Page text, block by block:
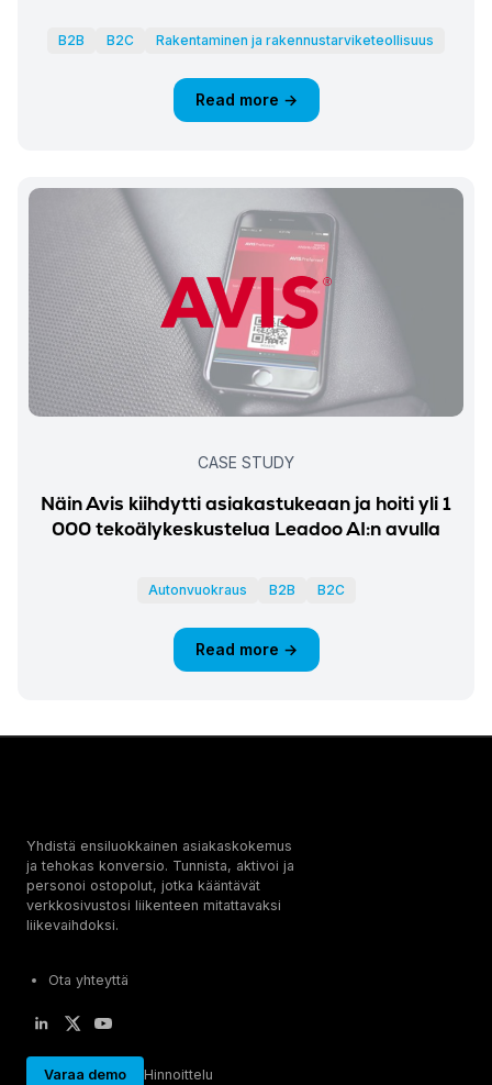
B2B B2C Rakentaminen ja rakennustarviketeollisuus
Read more →
CASE STUDY
Näin Avis kiihdytti asiakastukeaan ja hoiti yli 1
000 tekoälykeskustelua Leadoo AI:n avulla
Autonvuokraus B2B B2C
Read more →
Yhdistä ensiluokkainen asiakaskokemus
ja tehokas konversio. Tunnista, aktivoi ja
personoi ostopolut, jotka kääntävät
verkkosivustosi liikenteen mitattavaksi
liikevaihdoksi.
Ota yhteyttä
Varaa demo Hinnoittelu